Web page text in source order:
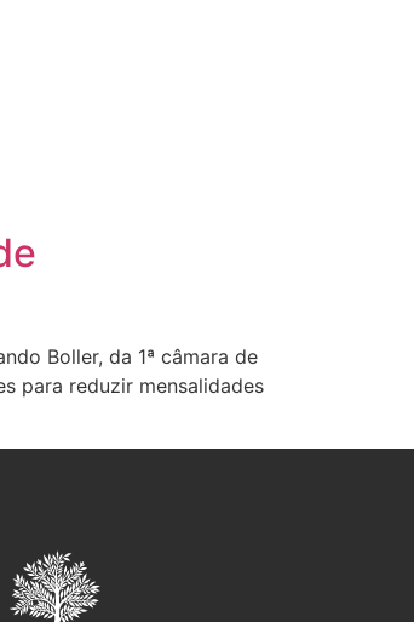
Boller, da 1ª câmara de
para reduzir mensalidades